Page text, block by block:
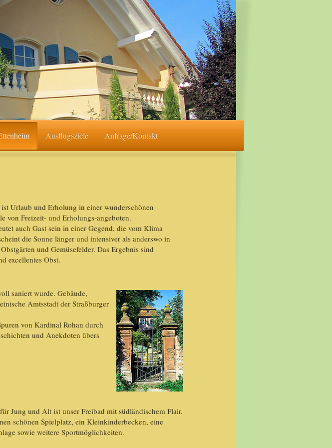
Ausflugsziele Anfrage/Kontakt
Urlaub und Erholung in einer wunderschönen
von Freizeit- und Erholungs-angeboten.
auch Gast sein in einer Gegend, die vom Klima
die Sonne länger und intensiver als anderswo in
und Gemüsefelder. Das Ergebnis sind
excellentes Obst.
saniert wurde. Gebäude,
Amtsstadt der Straßburger
von Kardinal Rohan durch
und Anekdoten übers
Jung und Alt ist unser Freibad mit südländischem Flair.
schönen Spielplatz, ein Kleinkinderbecken, eine
sowie weitere Sportmöglichkeiten.